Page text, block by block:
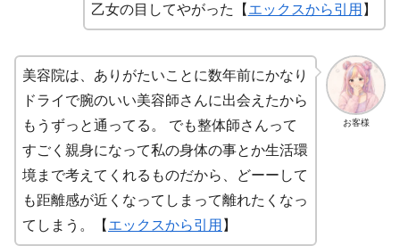
乙女の目してやがった【 エックスから引用 】
お客様
美容院は、ありがたいことに数年前にかなり
ドライで腕のいい美容師さんに出会えたから
もうずっと通ってる。 でも整体師さんって
すごく親身になって私の身体の事とか生活環
境まで考えてくれるものだから、どーーして
も距離感が近くなってしまって離れたくなっ
てしまう。【 エックスから引用 】